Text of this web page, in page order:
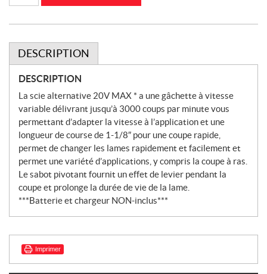
SCIE
DEWALT
V
MAX
(OUTIL
UNIQUEMENT)
DCS380B
DESCRIPTION
DESCRIPTION
La scie alternative 20V MAX * a une gâchette à vitesse
variable délivrant jusqu’à 3000 coups par minute vous
permettant d’adapter la vitesse à l’application et une
longueur de course de 1-1/8″ pour une coupe rapide,
permet de changer les lames rapidement et facilement et
permet une variété d’applications, y compris la coupe à ras.
Le sabot pivotant fournit un effet de levier pendant la
coupe et prolonge la durée de vie de la lame.
***Batterie et chargeur NON-inclus***
Imprimer